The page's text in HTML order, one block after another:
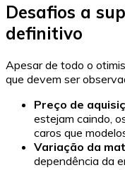
Desafios a
definitivo
Apesar de todo o
que devem ser
Preço de
estejam caindo,
caros que
Variação da
dependência da